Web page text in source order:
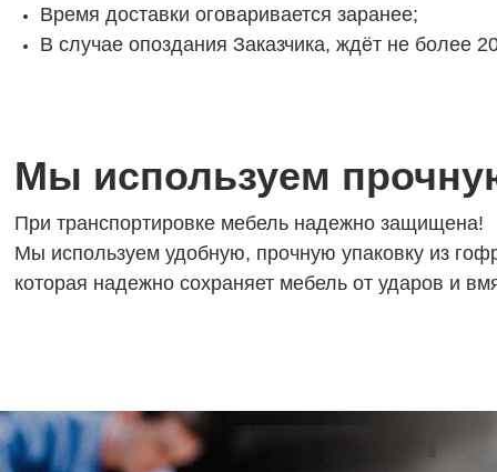
При транспортировке мебель надежно защищена!
Мы используем удобную, прочную упаковку из
которая надежно сохраняет мебель от ударов и
Мы используем
Время доставки оговаривается заранее;
В случае опоздания Заказчика, ждёт не более